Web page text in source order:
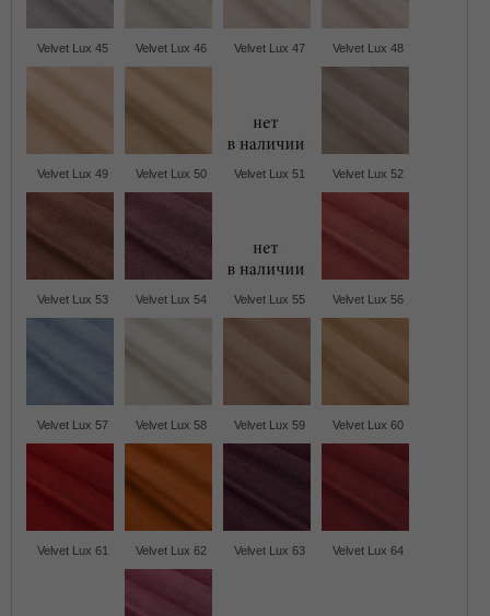
Velvet Lux 45 Velvet Lux 46 Velvet Lux 47 Velvet Lux 48
Velvet Lux 49 Velvet Lux 50 Velvet Lux 51 Velvet Lux 52
Velvet Lux 53 Velvet Lux 54 Velvet Lux 55 Velvet Lux 56
Velvet Lux 57 Velvet Lux 58 Velvet Lux 59 Velvet Lux 60
Velvet Lux 61 Velvet Lux 62 Velvet Lux 63 Velvet Lux 64